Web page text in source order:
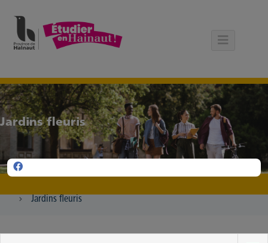
Jardins fleuris
Jardins fleuris